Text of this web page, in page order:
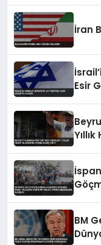
İran
Esir
BM